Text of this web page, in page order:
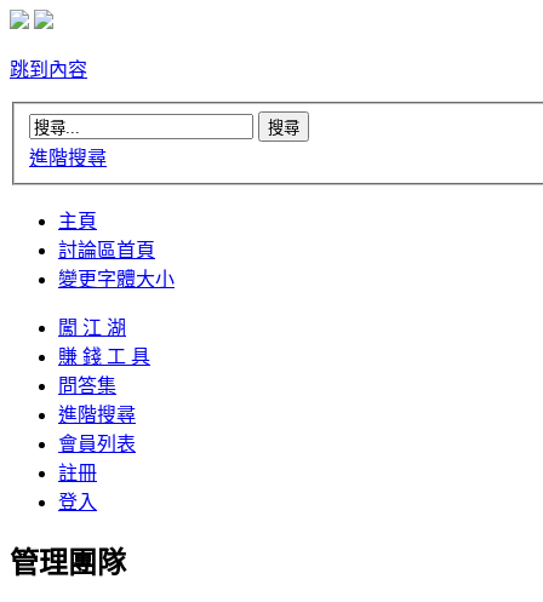
跳到內容
進階搜尋
主頁
討論區首頁
變更字體大小
闖 江 湖
賺 錢 工 具
問答集
進階搜尋
會員列表
註冊
登入
管理團隊